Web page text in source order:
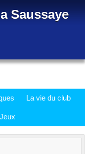
Saussaye
La vie du club